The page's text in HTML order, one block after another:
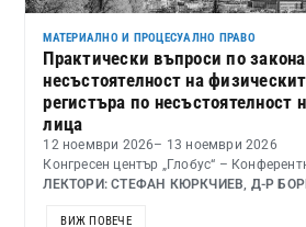
МАТЕРИАЛНО И ПРОЦЕСУАЛНО ПРАВО
Практически въпроси по
несъстоятелност на
регистъра по несъстоятелност
лица
12 ноември 2026– 13 ноември 2026
Конгресен център „Глобус“ –
ЛЕКТОРИ: СТЕФАН КЮРКЧИЕВ, Д-Р
ВИЖ ПОВЕЧЕ